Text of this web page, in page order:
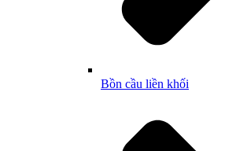
Bồn cầu liền khối